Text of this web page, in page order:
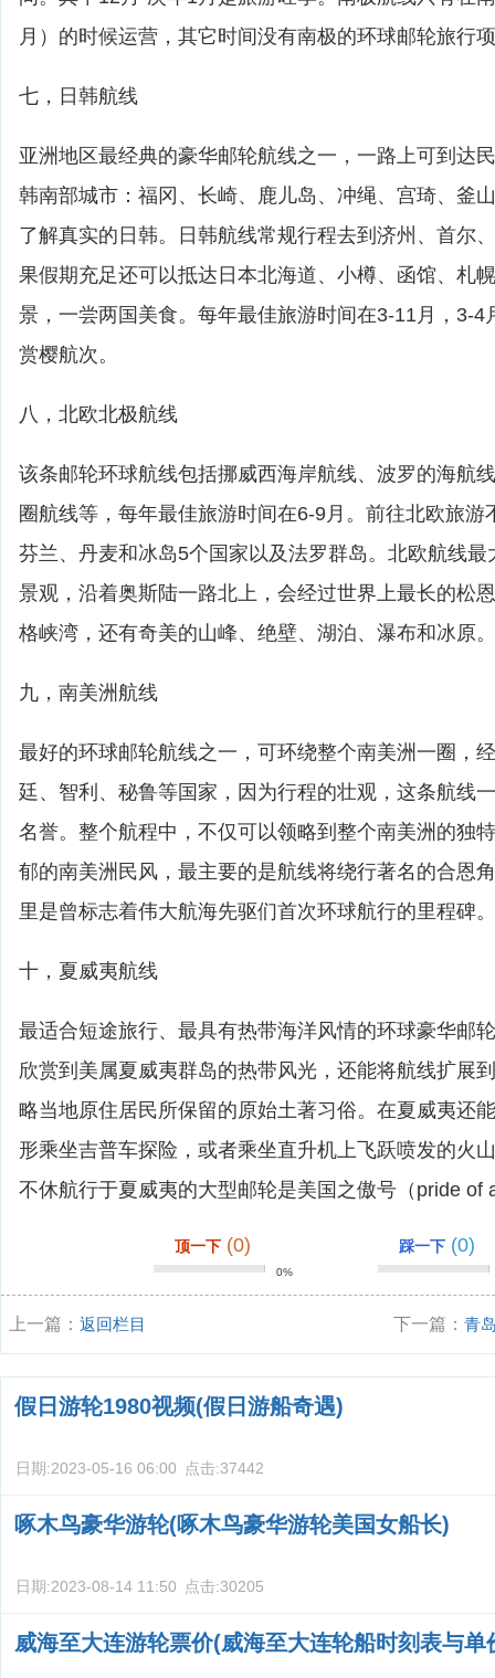
月）的时候运营，其它时间没有南极的环球邮轮旅行
七，日韩航线
亚洲地区最经典的豪华邮轮航线之一，一路上可到达
韩南部城市：福冈、长崎、鹿儿岛、冲绳、宫琦、釜
了解真实的日韩。日韩航线常规行程去到济州、首尔
果假期充足还可以抵达日本北海道、小樽、函馆、札
景，一尝两国美食。每年最佳旅游时间在3-11月，3-4
赏樱航次。
八，北欧北极航线
该条邮轮环球航线包括挪威西海岸航线、波罗的海航
圈航线等，每年最佳旅游时间在6-9月。前往北欧旅游
芬兰、丹麦和冰岛5个国家以及法罗群岛。北欧航线
景观，沿着奥斯陆一路北上，会经过世界上最长的松
格峡湾，还有奇美的山峰、绝壁、湖泊、瀑布和冰原。
九，南美洲航线
最好的环球邮轮航线之一，可环绕整个南美洲一圈，
廷、智利、秘鲁等国家，因为行程的壮观，这条航线
名誉。整个航程中，不仅可以领略到整个南美洲的独
郁的南美洲民风，最主要的是航线将绕行著名的合恩
里是曾标志着伟大航海先驱们首次环球航行的里程碑。
十，夏威夷航线
最适合短途旅行、最具有热带海洋风情的环球豪华邮
欣赏到美属夏威夷群岛的热带风光，还能将航线扩展
略当地原住居民所保留的原始土著习俗。在夏威夷还
形乘坐吉普车探险，或者乘坐直升机上飞跃喷发的火
不休航行于夏威夷的大型邮轮是美国之傲号（pride of
顶一下 (0)
0%
踩一下 (0)
上一篇： 返回栏目 下一篇：青
假日游轮1980视频(假日游船奇遇)
日期:2023-05-16 06:00 点击:37442
啄木鸟豪华游轮(啄木鸟豪华游轮美国女船长)
日期:2023-08-14 11:50 点击:30205
威海至大连游轮票价(威海至大连轮船时刻表与单